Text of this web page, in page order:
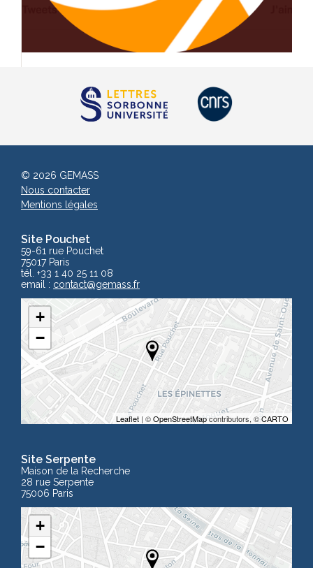
Site Pouchet
59-61 rue Pouchet
75017 Paris
tél. +33 1 40 25 11 08
email : contact@gemass.fr
+
−
Leaflet | ©OpenStreetMapcontributors, ©CARTO
Site Serpente
Maison de la Recherche
28 rue Serpente
75006 Paris
+
−
© 2026 GEMASS
Nous contacter
Mentions légales